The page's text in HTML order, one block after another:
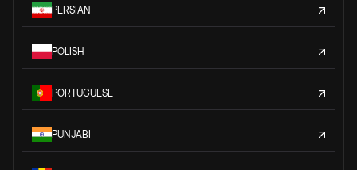
PERSIAN
POLISH
PORTUGUESE
PUNJABI